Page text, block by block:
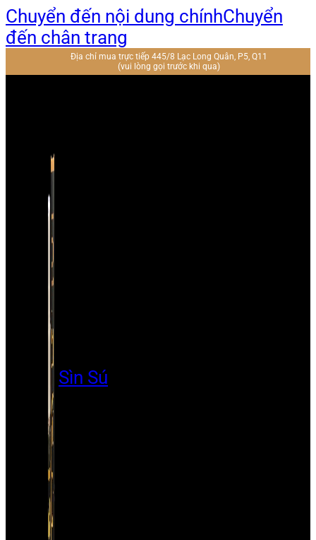
Chuyển đến nội dung chínhChuyển
đến chân trang
Địa chỉ mua trực tiếp 445/8 Lạc Long Quân, P5, Q11
(vui lòng gọi trước khi qua)
Sìn Sú